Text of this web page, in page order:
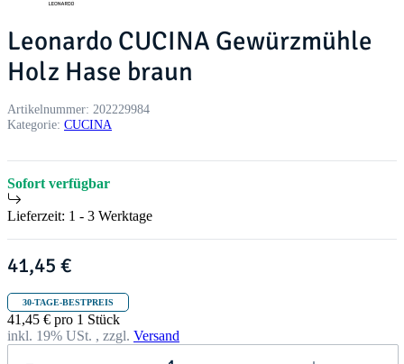
Leonardo CUCINA Gewürzmühle
Holz Hase braun
Artikelnummer: 202229984
Kategorie: CUCINA
Sofort verfügbar
Lieferzeit: 1 - 3 Werktage
41,45 €
30-TAGE-BESTPREIS
41,45 € pro 1 Stück
inkl. 19% USt. , zzgl. Versand